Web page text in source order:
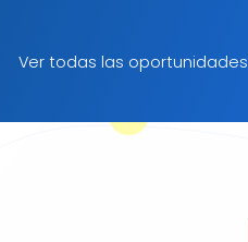
Ver todas las oportunidades